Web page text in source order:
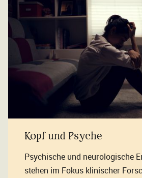
Kopf und Psyche
Psychische und neurologische
stehen im Fokus klinischer